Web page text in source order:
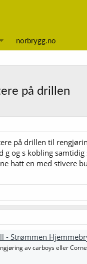
norbrygg.no
på drillen
på drillen til
g og s kobling
hatt en med stivere
- Strømmen
av carboys eller